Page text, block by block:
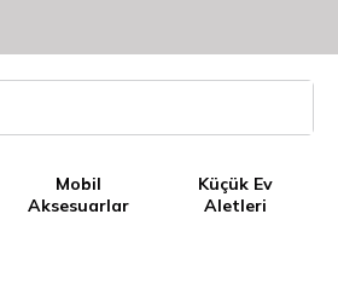
Mobil
Aksesuarlar
Küçük Ev
Aletleri